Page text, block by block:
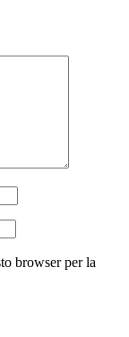
browser per la